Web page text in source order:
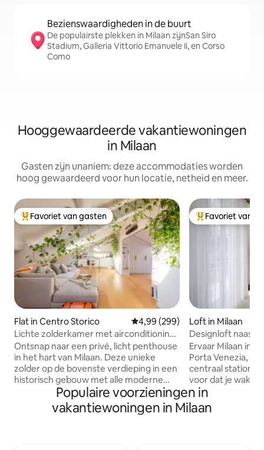
Bezienswaardigheden in de buurt
De populairste plekken in Milaan zijnSan Siro
Stadium, Galleria Vittorio Emanuele Ii, en Corso
Como
Hooggewaardeerde vakantiewoningen
in Milaan
Gasten zijn unaniem: deze accommodaties worden
hoog gewaardeerd voor hun locatie, netheid en meer.
Topfavoriet van gasten
Favoriet van gasten
Flat in Centro Storico Gemiddelde beoordeling van
4,99 (299)
Lichte zolderkamer met airconditioning,
centraal en rustig
Ontsnap naar een privé, licht penthouse
in het hart van Milaan. Deze unieke
zolder op de bovenste verdieping in een
historisch gebouw met alle moderne
voorzieningen biedt een rustig
toevluchtsoord voor twee in het hart
van de stad. Het beschikt over een
Topfavoriet van
Favoriet van
Loft in Milaan
Designloft naast
[Porta Venezia]
Ervaar Milaan in
Porta Venezia,
centraal station
voor dat je
moderne loft in
bij historische
restaurants en
Populaire voorzieningen in
vakantiewoningen in Milaan